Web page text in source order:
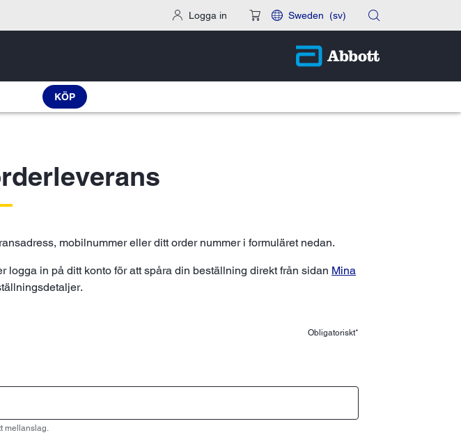
Logga in Sweden (sv)
KÖP
mobilnummer eller ditt order nummer i formuläret nedan.
in på ditt konto för att spåra din beställning direkt från sidan Mina
Obligatoriskt*
mellanslag.